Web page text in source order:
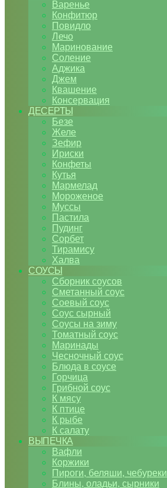
Варенье
Конфитюр
Повидло
Лечо
Маринование
Соление
Аджика
Джем
Квашение
Консервация
ДЕСЕРТЫ
Безе
Желе
Зефир
Ириски
Конфеты
Кутья
Мармелад
Мороженое
Муссы
Пастила
Пудинг
Сорбет
Тирамису
Халва
СОУСЫ
Сборник соусов
Сметанный соус
Соевый соус
Соус сырный
Соусы на зиму
Томатный соус
Маринады
Чесночный соус
Блюда в соусе
Горчица
Грибной соус
К мясу
К птице
К рыбе
К салату
ВЫПЕЧКА
Вафли
Коржики
Пироги, беляши, чебуреки
Блины, оладьи, сырники